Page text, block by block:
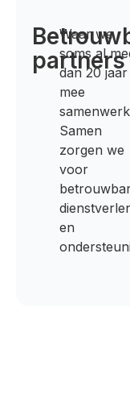
partners
Waar we
soms al
dan 20 jaar
mee
Samen
zorgen we
voor
en